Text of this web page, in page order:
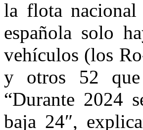
la flota nacional
española solo
vehículos (los
y otros 52 que
“Durante 2024
baja 24″,